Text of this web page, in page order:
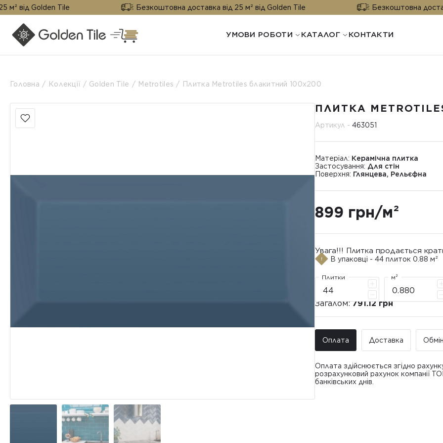
Golden Tile Безкоштовна доставка від 25 м² від Golden Tile Безкоштовна доставка від
УМОВИ РОБОТИ КАТАЛОГ КОНТАКТИ
Головна Колекції Golden Tile Metrotiles Плитка Metrotiles блакитний 100x200
ПЛИТКА
Артикул -463051
Матеріал: Керамічна плитка
Застосування: Для стін
Поверхня: Глянцева, Рельєфна
899 грн/м²
Увага!!! Плитка продається
В упаковці - 44 плиток 0.88 м²
Плитки м²
Загалом:791.12 грн
Оплата Доставка Обмін
Оплата здійснюється згідно
розрахунковий рахунок компанії
банківських днів.